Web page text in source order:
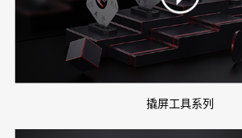
撬屏工具系列